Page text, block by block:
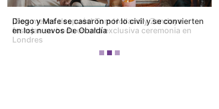
Diego y Mafe se casaron por lo civil y se convierten
en los nuevos De Obaldía